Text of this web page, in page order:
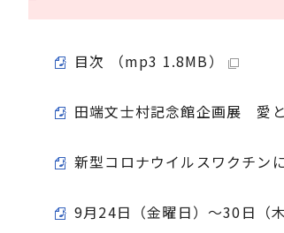
目次 （mp3 1.8MB）
田端文士村記念館企画展 愛
新型コロナウイルスワクチン
9月24日（金曜日）～30日（